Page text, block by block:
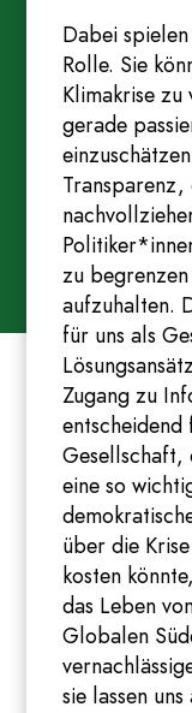
Dabei
Rolle. Sie
Klimakrise zu
gerade
zu
aufzuhalten.
für uns als
Zugang zu
Gesellschaft,
eine so
über die
kosten
das Leben
Globalen
sie lassen